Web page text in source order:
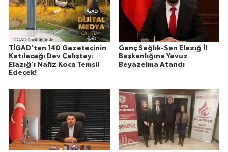
TİGAD’tan 140 Gazetecinin
Katılacağı Dev Çalıştay:
Elazığ’ı Nafiz Koca Temsil
Edecek!
Genç Sağlık-Sen Elazığ İl
Başkanlığına Yavuz
Beyazelma Atandı